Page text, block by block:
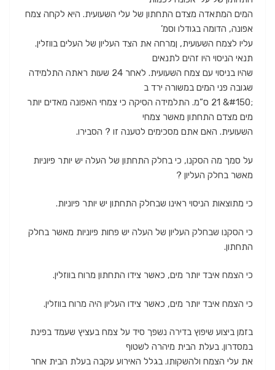
המים המתאדה מצדם התחתון של עלי השעועית. היא לקחה צמח
אפונה, הדומה בגודלו וסמ’
עליו לצמח השעועית, ןמרחה את הצד העליון של העלים בווזלין.
תנאי הניסוי היו זהים לתנאים
שהיו בניסוי עם צמח השעועית. לאחר 24 שעות ראתה התלמידה
שגובה פני המים במשורה ירד ב
;#150& 21 ס”מ. התלמידה הסיקה כי צמחי האפונה מאדים יותר
מים מצדם התחתון מאשר צמחי
השעועית. האם אתם מסכימים לטענה זו ? הסבירו.
על סמך מה הסקנו, כי בחלק התחתון של העלה יש יותר פיוניות
מאשר בחלק העליון ?
כי מתוצאות הניסוי ראינו שבחלק התחתון יש יותר פיוניות.
כי הסקנו שבחלק העליון של העלה יש פחות פיוניות מאשר בחלק
התחתון.
כי הצמח איבד יותר מים, כאשר צידו התחתון מרוח בווזלין.
כי הצמח איבד יותר מים, כאשר צידו העליון היה מרוח בווזלין.
בזמן ביצוע שיפוץ בדירה נשפך סיד על צמח בעציץ שעמד בפינת
במסדרון. בעלת הבית מיהרה לשטוף
את עלי הצמח ולהשקותו. בגלל האירוע עקבה בעלת הבית אחר